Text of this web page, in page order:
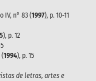
IV, n° 83 (1997), p. 10-11
), p. 12
(1994), p. 15
de letras, artes e